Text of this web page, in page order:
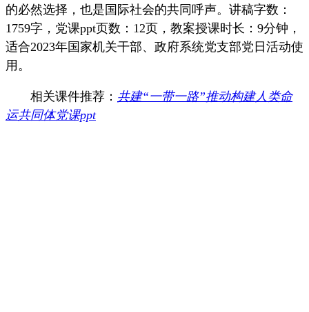
的必然选择，也是国际社会的共同呼声。讲稿字数：
1759字，党课ppt页数：12页，教案授课时长：9分钟，
适合2023年国家机关干部、政府系统党支部党日活动使
用。
相关课件推荐： 共建“一带一路”推动构建人类命
运共同体党课ppt